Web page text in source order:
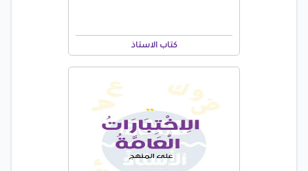
كتاب الاستاذ